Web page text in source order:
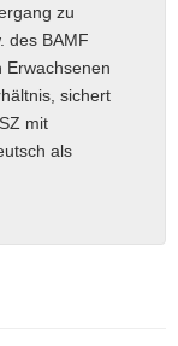
zu
des BAMF
Erwachsenen
sichert
mit
als